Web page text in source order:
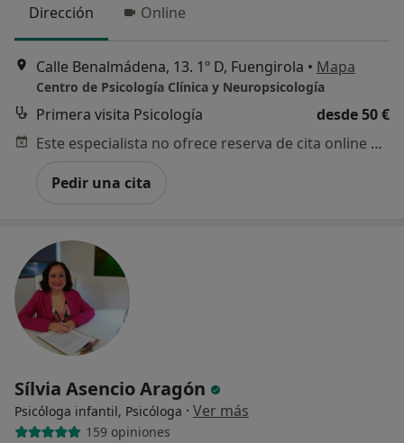
Dirección Online
Calle Benalmádena, 13. 1º D, Fuengirola • Mapa
Centro de Psicología Clínica y Neuropsicología
Primera visita Psicología
desde 50 €
Este especialista no ofrece reserva de cita online en esta dirección.
Pedir una cita
Sílvia Asencio Aragón
Psicóloga infantil, Psicóloga · Ver más
159 opiniones